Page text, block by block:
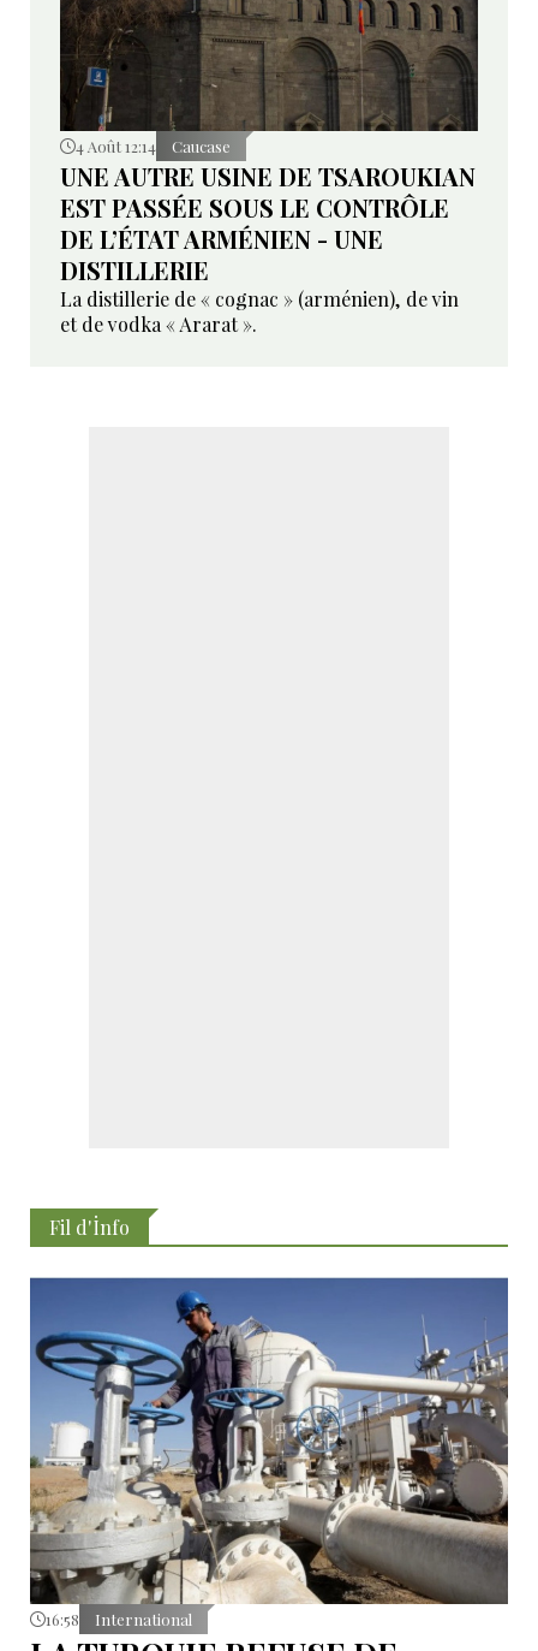
4 Août 12:14 Caucase
UNE AUTRE USINE DE TSAROUKIAN
EST PASSÉE SOUS LE CONTRÔLE
DE L’ÉTAT ARMÉNIEN - UNE
DISTILLERIE
La distillerie de « cognac » (arménien), de vin
et de vodka « Ararat ».
Fil d'İnfo
16:58 International